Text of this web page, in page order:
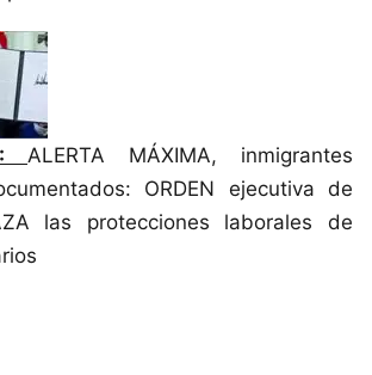
ALERTA MÁXIMA, inmigrantes
ORDEN ejecutiva de
las protecciones laborales de